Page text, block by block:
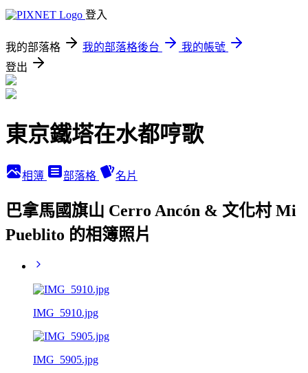
登入
我的部落格 我的部落格後台
我的帳號
登出
東京鐵塔在水都哼歌
相簿 部落格 名片
巴拿馬國旗山 Cerro Ancón & 文化村 Mi
Pueblito 的相簿照片
IMG_5910.jpg
IMG_5905.jpg